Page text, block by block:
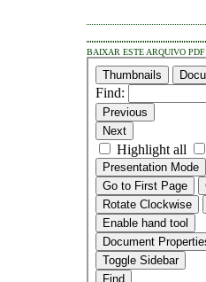
BAIXAR ESTE ARQUIVO PDF